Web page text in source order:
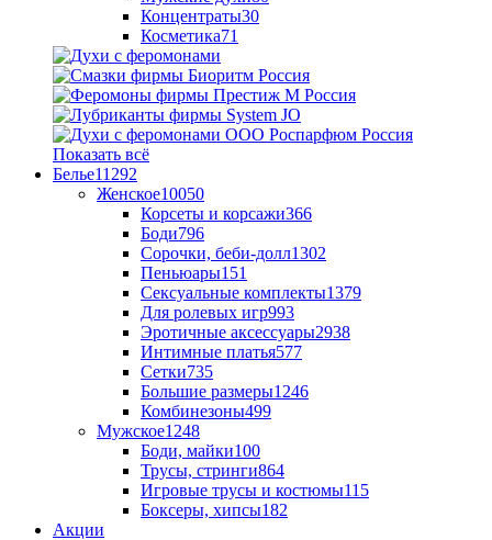
Концентраты30
Косметика71
Показать всё
Белье11292
Женское10050
Корсеты и корсажи366
Боди796
Сорочки, беби-долл1302
Пеньюары151
Сексуальные комплекты1379
Для ролевых игр993
Эротичные аксессуары2938
Интимные платья577
Сетки735
Большие размеры1246
Комбинезоны499
Мужское1248
Боди, майки100
Трусы, стринги864
Игровые трусы и костюмы115
Боксеры, хипсы182
Акции